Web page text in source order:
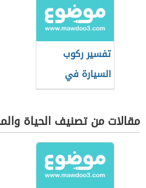
تفسير ركوب
السيارة في
المنام
مقالات من تصنيف الحياة